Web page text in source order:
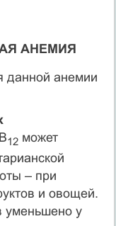
АНЕМИЯ
данной анемии
12может
– при
и овощей.
уменьшено у